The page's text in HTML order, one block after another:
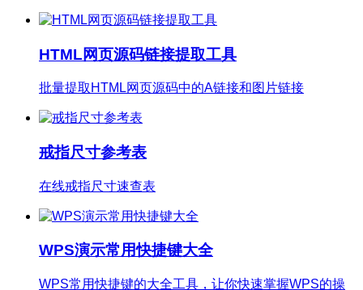
HTML网页源码链接提取工具
批量提取HTML网页源码中的A链接和图片链接
戒指尺寸参考表
在线戒指尺寸速查表
WPS演示常用快捷键大全
WPS常用快捷键的大全工具，让你快速掌握WPS的操